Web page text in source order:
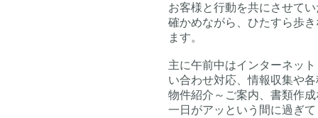
お客様と行動を共にさせて
確かめながら、ひたすら歩
ます。
主に午前中はインターネッ
い合わせ対応、情報収集や
物件紹介～ご案内、書類作
一日がアッという間に過ぎ